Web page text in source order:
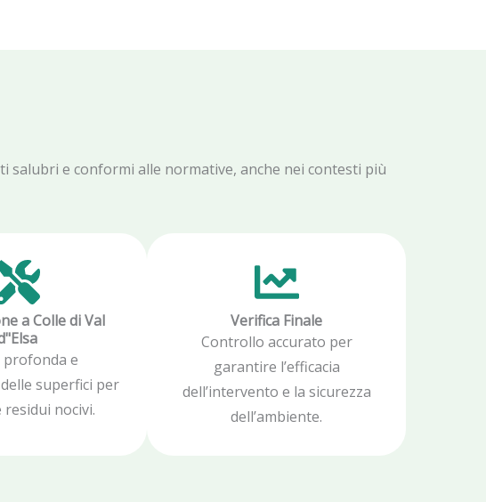
salubri e conformi alle normative, anche nei contesti più
a Colle di Val
profonda e
superfici per
nocivi.
Verifica Finale
Controllo accurato per
garantire l’efficacia
dell’intervento e la sicurezza
dell’ambiente.